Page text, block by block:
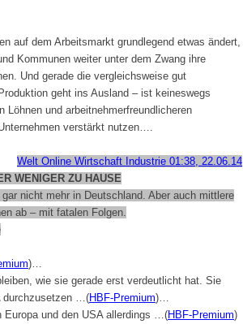
auf dem Arbeitsmarkt grundlegend etwas ändert,
Kommunen weiter unter dem Zwang ihre
Und gerade die vergleichsweise gut
geht ins Ausland – ist keineswegs
und arbeitnehmerfreundlicheren
verstärkt nutzen….
Welt Online Wirtschaft Industrie 01:38, 22.06.14
WENIGER ZU HAUSE
nicht mehr in Deutschland. Aber auch mittlere
ab – mit fatalen Folgen.
)…
wie sie gerade erst verdeutlicht hat. Sie
durchzusetzen …(HBF-Premium)…
Europa und den USA allerdings …(HBF-Premium)